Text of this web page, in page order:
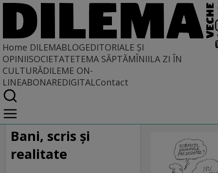
Home DILEMABLOGEDITORIALE ȘI
OPINIISOCIETATETEMA SĂPTĂMÎNIILA ZI ÎN
CULTURĂDILEME ON-
LINEABONAREDIGITALContact
Home
DILEMABLOG
DilemaBlog
Bani, scris și
realitate